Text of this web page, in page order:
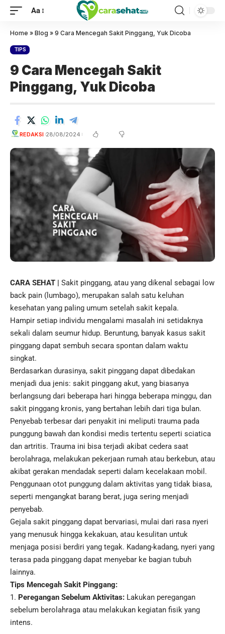
Aa
Home » Blog » 9 Cara Mencegah Sakit Pinggang, Yuk Dicoba
TIPS
9 Cara Mencegah Sakit
Pinggang, Yuk Dicoba
REDAKSI 28/08/2024
CARA SEHAT | Sakit pinggang, atau yang dikenal sebagai low
back pain (lumbago), merupakan salah satu keluhan
kesehatan yang paling umum setelah sakit kepala.
Hampir setiap individu mengalami masalah ini setidaknya
sekali dalam seumur hidup. Beruntung, banyak kasus sakit
pinggang dapat sembuh secara spontan dalam waktu
singkat.
Berdasarkan durasinya, sakit pinggang dapat dibedakan
menjadi dua jenis: sakit pinggang akut, yang biasanya
berlangsung dari beberapa hari hingga beberapa minggu, dan
sakit pinggang kronis, yang bertahan lebih dari tiga bulan.
Penyebab terbesar dari penyakit ini meliputi trauma pada
punggung bawah dan kondisi medis tertentu seperti sciatica
dan artritis. Trauma ini bisa terjadi akibat cedera saat
berolahraga, melakukan pekerjaan rumah atau berkebun, atau
akibat gerakan mendadak seperti dalam kecelakaan mobil.
Penggunaan otot punggung dalam aktivitas yang tidak biasa,
seperti mengangkat barang berat, juga sering menjadi
penyebab.
Gejala sakit pinggang dapat bervariasi, mulai dari rasa nyeri
yang menusuk hingga kekakuan, atau kesulitan untuk
menjaga posisi berdiri yang tegak. Kadang-kadang, nyeri yang
terasa pada pinggang dapat menyebar ke bagian tubuh
lainnya.
Tips Mencegah Sakit Pinggang:
Peregangan Sebelum Aktivitas: Lakukan peregangan
sebelum berolahraga atau melakukan kegiatan fisik yang
intens.